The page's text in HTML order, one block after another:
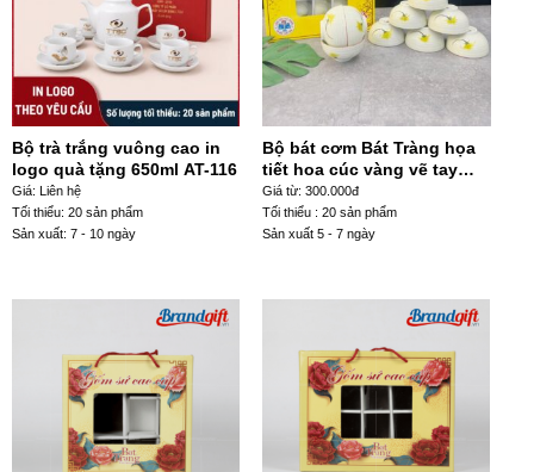
Bộ trà trắng vuông cao in
logo quà tặng 650ml AT-116
Giá: Liên hệ
Tối thiểu: 20 sản phẩm
Sản xuất: 7 - 10 ngày
Bộ bát cơm Bát Tràng họa
tiết hoa cúc vàng vẽ tay
BC10-35
Giá từ: 300.000đ
Tối thiểu : 20 sản phẩm
Sản xuất 5 - 7 ngày